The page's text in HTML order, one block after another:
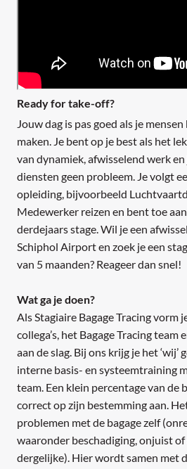
Ready for take-off?
Jouw dag is pas goed als je
maken. Je bent op je best als het
van dynamiek, afwisselend werk
diensten geen probleem. Je volgt
opleiding, bijvoorbeeld
Medewerker reizen en bent toe
derdejaars stage. Wil je een
Schiphol Airport en zoek je een
van 5 maanden? Reageer dan snel!
Wat ga je doen?
Als Stagiaire Bagage Tracing vorm
collega’s, het Bagage Tracing
aan de slag. Bij ons krijg je het ‘wij’
interne basis- en systeemtraining
team. Een klein percentage van de
correct op zijn bestemming aan.
problemen met de bagage zelf
waaronder beschadiging, onjuist
dergelijke). Hier wordt samen met